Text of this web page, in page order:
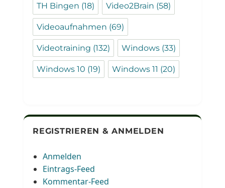
TH Bingen (18) Video2Brain (58)
Videoaufnahmen (69)
Videotraining (132) Windows (33)
Windows 10 (19) Windows 11 (20)
REGISTRIEREN & ANMELDEN
Anmelden
Eintrags-Feed
Kommentar-Feed